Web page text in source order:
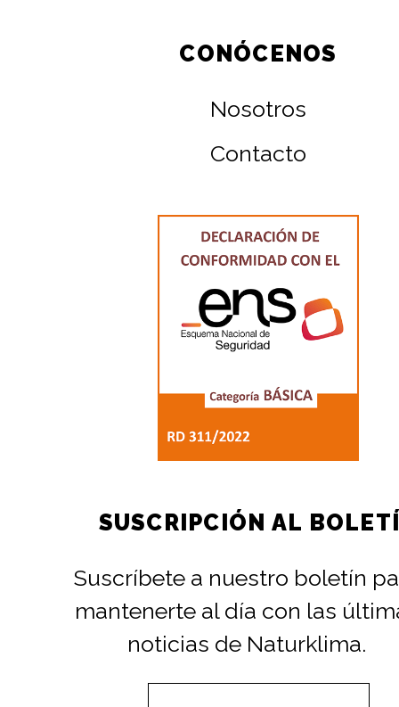
CONÓCENOS
Nosotros
Contacto
SUSCRIPCIÓN AL
Suscríbete a nuestro boletín
mantenerte al día con las
noticias de Naturklima.